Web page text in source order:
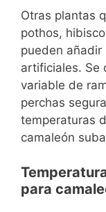
Otras plantas
pothos,
pueden
artificiales. Se
variable de
perchas
temperaturas
camaleón
para